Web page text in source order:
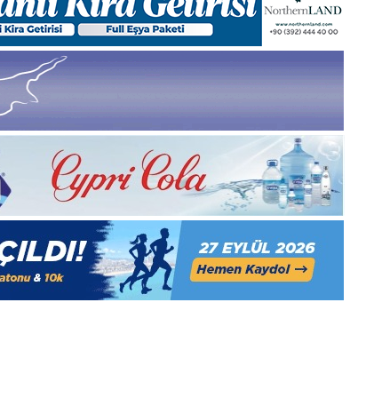
1
Aralık
2025,
Gıynık
Medya
1 Aralık 2025
1 Aralık Pazartesi 2025, Gıynık
Medya manşetleri
28
Gıynık